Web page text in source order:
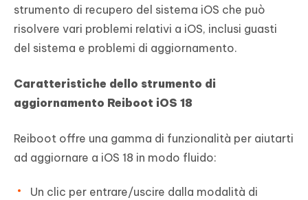
strumento di recupero del sistema iOS che può
risolvere vari problemi relativi a iOS, inclusi guasti
del sistema e problemi di aggiornamento.
Caratteristiche dello strumento di
aggiornamento Reiboot iOS 18
Reiboot offre una gamma di funzionalità per aiutarti
ad aggiornare a iOS 18 in modo fluido:
Un clic per entrare/uscire dalla modalità di